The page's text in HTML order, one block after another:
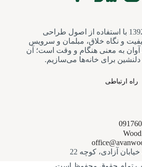
آوان چوب از سال1392 با استفاده از اصول طراحی
و نگاه خلاق، مبلمان و سرویس‌
به معنی هنگام و وقت است؛ آن
برای خانه‌ها می‌سازیم.
راه ارتباطی
آزادی، کوچه 22